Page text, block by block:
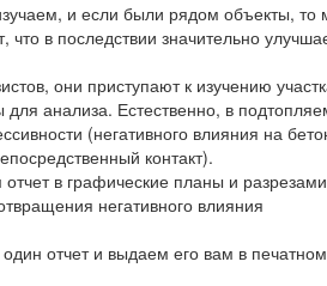
и если были рядом объекты, то
в последствии значительно
они приступают к изучению
анализа. Естественно, в
(негативного влияния на
контакт).
в графические планы и
негативного влияния
отчет и выдаем его вам в